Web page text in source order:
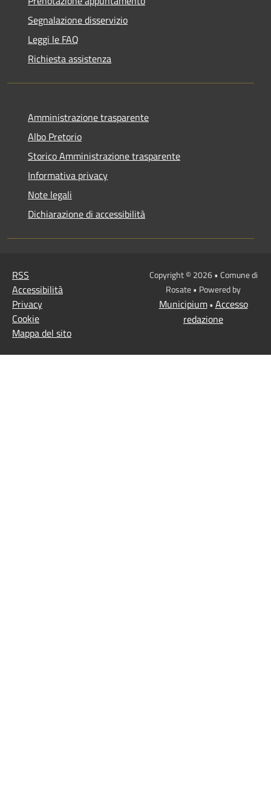
Segnalazione disservizio
Leggi le FAQ
Richiesta assistenza
Amministrazione trasparente
Albo Pretorio
Storico Amministrazione trasparente
Informativa privacy
Note legali
Dichiarazione di accessibilità
RSS
Accessibilità
Privacy
Cookie
Mappa del sito
Copyright © 2026 • Comune di
Rosate • Powered by
Municipium• Accesso
redazione